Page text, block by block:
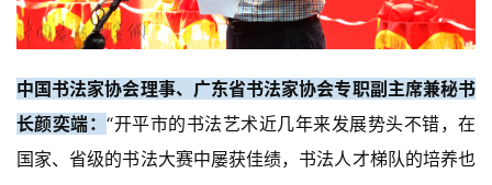
中国书法家协会理事、广东省书法家协会专职副主席兼秘书
长颜奕端：“开平市的书法艺术近几年来发展势头不错，在
国家、省级的书法大赛中屡获佳绩，书法人才梯队的培养也